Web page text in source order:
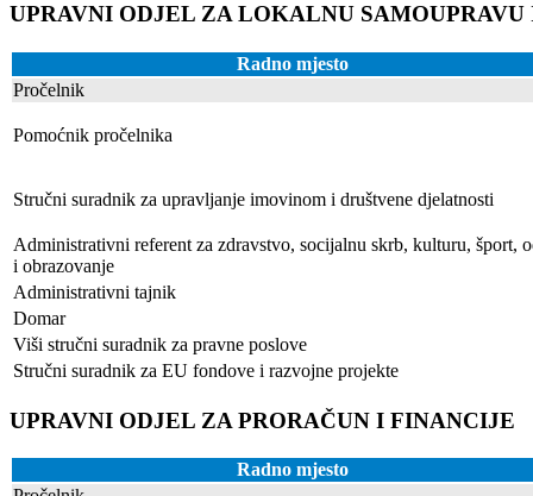
UPRAVNI ODJEL ZA LOKALNU
Radno mjesto
Pročelnik
Pomoćnik pročelnika
Stručni suradnik za upravljanje imovinom i društvene djelatnosti
Administrativni referent za zdravstvo, socijalnu skrb, kulturu, šport,
i obrazovanje
Administrativni tajnik
Domar
Viši stručni suradnik za pravne poslove
Stručni suradnik za EU fondove i razvojne projekte
UPRAVNI ODJEL ZA PRORAČUN I FINANCIJE
Radno mjesto